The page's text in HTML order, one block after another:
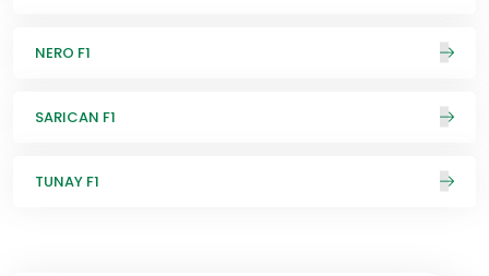
NERO F1
SARICAN F1
TUNAY F1